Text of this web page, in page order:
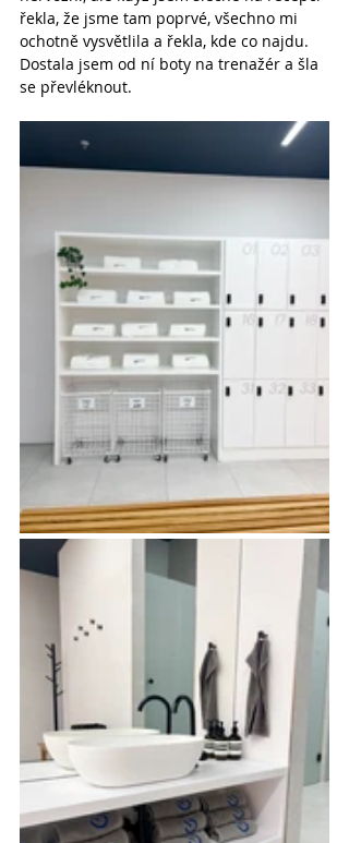
řekla, že jsme tam poprvé, všechno mi
ochotně vysvětlila a řekla, kde co najdu.
Dostala jsem od ní boty na trenažér a šla
se převléknout.